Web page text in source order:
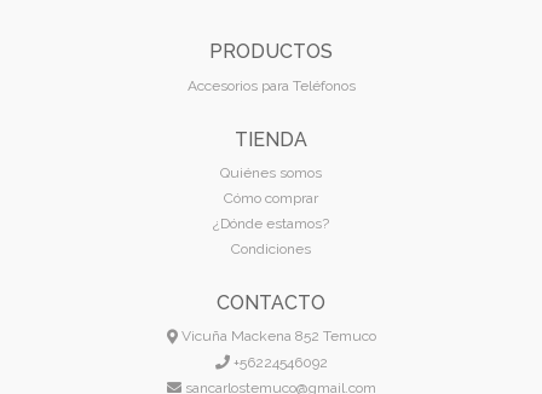
PRODUCTOS
Accesorios para Teléfonos
TIENDA
Quiénes somos
Cómo comprar
¿Dónde estamos?
Condiciones
CONTACTO
Vicuña Mackena 852 Temuco
+56224546092
sancarlostemuco@gmail.com